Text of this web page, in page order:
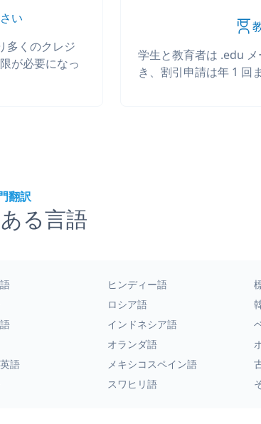
い
多くのクレジ
が必要になっ
学生と教育者は .edu
き、割引申請は年 1 回
翻訳
る言語
ヒンディー語
ロシア語
インドネシア語
オランダ語
語 メキシコスペイン語
スワヒリ語